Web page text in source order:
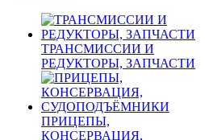
ТРАНСМИССИИ И
РЕДУКТОРЫ, ЗАПЧАСТИ
ПРИЦЕПЫ,
КОНСЕРВАЦИЯ,